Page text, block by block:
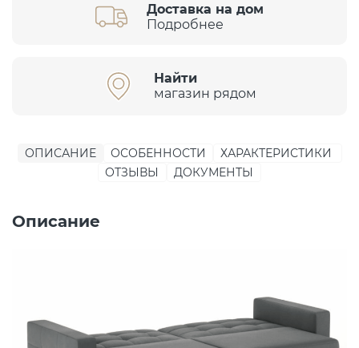
Доставка на дом
Подробнее
Найти
магазин рядом
ОПИСАНИЕ ОСОБЕННОСТИ
ХАРАКТЕРИСТИКИ
ОТЗЫВЫ
ДОКУМЕНТЫ
Описание